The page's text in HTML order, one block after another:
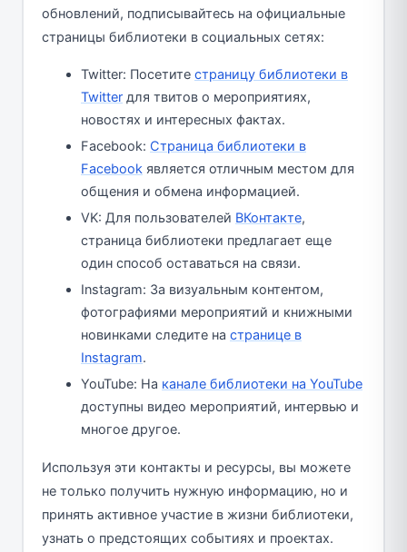
обновлений, подписывайтесь на официальные
страницы библиотеки в социальных сетях:
Twitter: Посетите страницу библиотеки в
Twitter для твитов о мероприятиях,
новостях и интересных фактах.
Facebook: Страница библиотеки в
Facebook является отличным местом для
общения и обмена информацией.
VK: Для пользователей ВКонтакте,
страница библиотеки предлагает еще
один способ оставаться на связи.
Instagram: За визуальным контентом,
фотографиями мероприятий и книжными
новинками следите на странице в
Instagram.
YouTube: На канале библиотеки на YouTube
доступны видео мероприятий, интервью и
многое другое.
Используя эти контакты и ресурсы, вы можете
не только получить нужную информацию, но и
принять активное участие в жизни библиотеки,
узнать о предстоящих событиях и проектах.